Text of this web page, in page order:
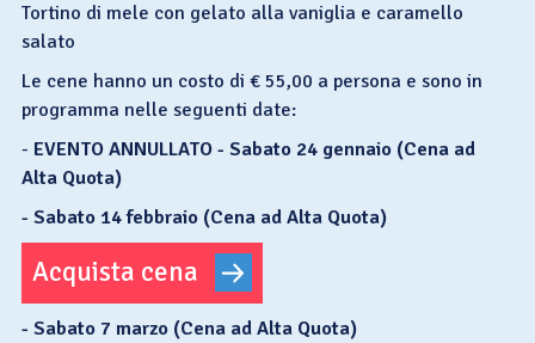
Tortino di mele con gelato alla vaniglia e caramello
salato
Le cene hanno un costo di € 55,00 a persona e sono in
programma nelle seguenti date:
- EVENTO ANNULLATO -Sabato 24 gennaio (Cena ad
Alta Quota)
- Sabato 14 febbraio (Cena ad Alta Quota)
Acquista cena
- Sabato 7 marzo (Cena ad Alta Quota)